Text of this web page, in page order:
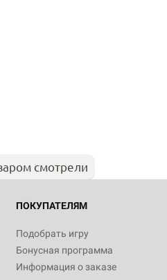
смотрели
ПОКУПАТЕЛЯМ
Подобрать игру
Бонусная программа
Информация о заказе